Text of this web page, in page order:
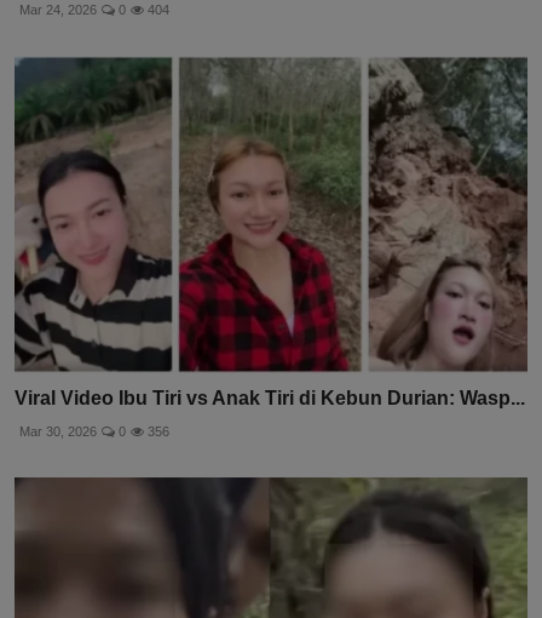
Mar 24, 2026 0 404
Viral Video Ibu Tiri vs Anak Tiri di Kebun Durian: Wasp...
Mar 30, 2026 0 356